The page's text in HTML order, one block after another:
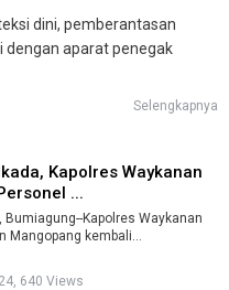
dini, pemberantasan
dengan aparat penegak
Selengkapnya
Kapolres Waykanan
...
Bumiagung--Kapolres Waykanan
Mangopang kembali
...
640 Views